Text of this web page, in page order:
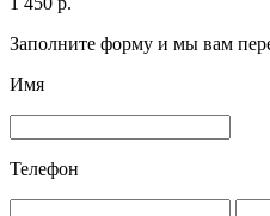
Заполните форму и мы вам
Имя
Телефон